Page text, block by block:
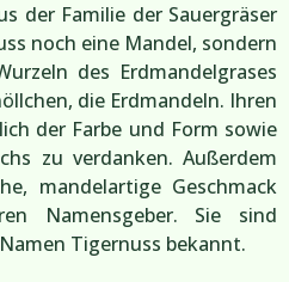
der Familie der Sauergräser
noch eine Mandel, sondern
des Erdmandelgrases
die Erdmandeln. Ihren
der Farbe und Form sowie
zu verdanken. Außerdem
mandelartige Geschmack
Namensgeber. Sie sind
Tigernuss bekannt.